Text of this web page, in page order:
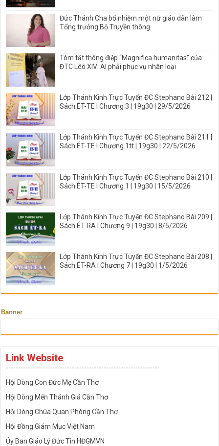
Đức Thánh Cha bổ nhiệm một nữ giáo dân làm
Tổng trưởng Bộ Truyền thông
Tóm tắt thông điệp “Magnifica humanitas” của
ĐTC Lêô XIV: AI phải phục vụ nhân loại
Lớp Thánh Kinh Trực Tuyến ĐC Stephano Bài 212 |
Sách ÉT-TE I Chương 3 | 19g30 | 29/5/2026
Lớp Thánh Kinh Trực Tuyến ĐC Stephano Bài 211 |
Sách ÉT-TE I Chương 1tt | 19g30 | 22/5/2026
Lớp Thánh Kinh Trực Tuyến ĐC Stephano Bài 210 |
Sách ÉT-TE I Chương 1 | 19g30 | 15/5/2026
Lớp Thánh Kinh Trực Tuyến ĐC Stephano Bài 209 |
Sách ÉT-RA I Chương 9 | 19g30 | 8/5/2026
Lớp Thánh Kinh Trực Tuyến ĐC Stephano Bài 208 |
Sách ÉT-RA I Chương 7 | 19g30 | 1/5/2026
Banner
Link Website
---------------------------------------------------------------
Hội Dòng Con Đức Mẹ Cần Thơ
Hội Dòng Mến Thánh Giá Cần Thơ
Hội Dòng Chúa Quan Phòng Cần Thơ
Hội Đồng Giám Mục Việt Nam
Ủy Ban Giáo Lý Đức Tin HĐGMVN